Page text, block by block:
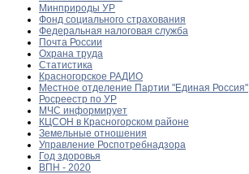
Минприроды УР
Фонд социального страхования
Федеральная налоговая служба
Почта России
Охрана труда
Статистика
Красногорское РАДИО
Местное отделение Партии "Единая Россия"
Росреестр по УР
МЧС информирует
КЦСОН в Красногорском районе
Земельные отношения
Управление Роспотребнадзора
Год здоровья
ВПН - 2020